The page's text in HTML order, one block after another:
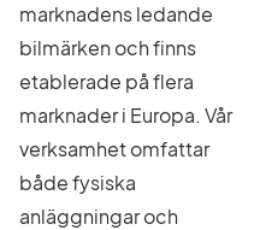
marknadens ledande
bilmärken och finns
etablerade på flera
marknader i Europa. Vår
verksamhet omfattar
både fysiska
anläggningar och